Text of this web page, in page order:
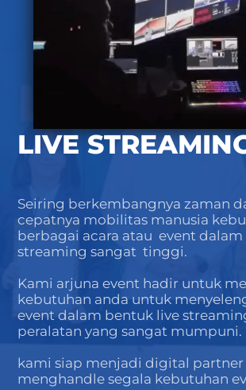
LIVE
Seiring berkembangnya zaman
cepatnya mobilitas manusia
berbagai acara atau event
streaming sangat tinggi.
Kami arjuna event hadir untuk
kebutuhan anda untuk
event dalam bentuk live
peralatan yang sangat mumpuni.
kami siap menjadi digital
menghandle segala kebutuhan